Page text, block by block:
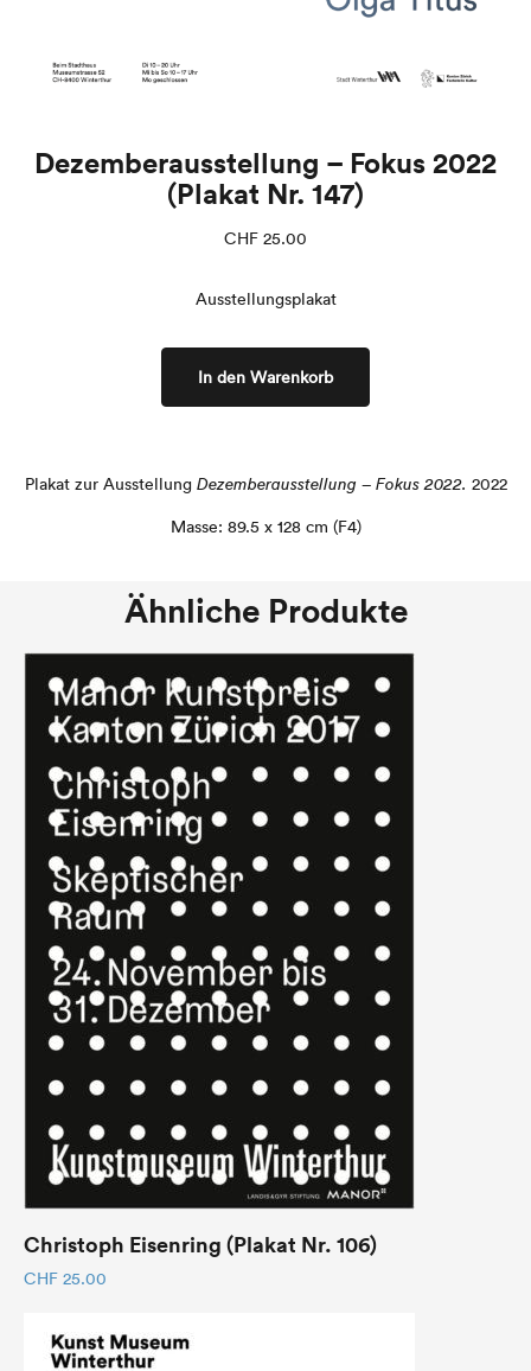
Dezemberausstellung – Fokus 2022
(Plakat Nr. 147)
CHF 25.00
Ausstellungsplakat
In den Warenkorb
Plakat zur Ausstellung Dezemberausstellung – Fokus 2022. 2022
Masse: 89.5 x 128 cm (F4)
Ähnliche Produkte
Christoph Eisenring (Plakat Nr. 106)
CHF 25.00